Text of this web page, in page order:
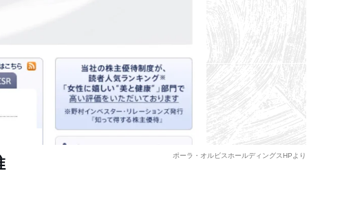
ポーラ・オルビスホールディングスHPより